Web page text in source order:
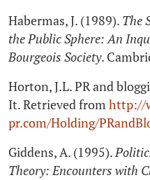
Habermas, J. (1989). The
the Public Sphere: An
Bourgeois Society.
Horton, J.L. PR and
It. Retrieved from http://
pr.com/Holding/
Giddens, А. (1995).
Theory: Encounters with